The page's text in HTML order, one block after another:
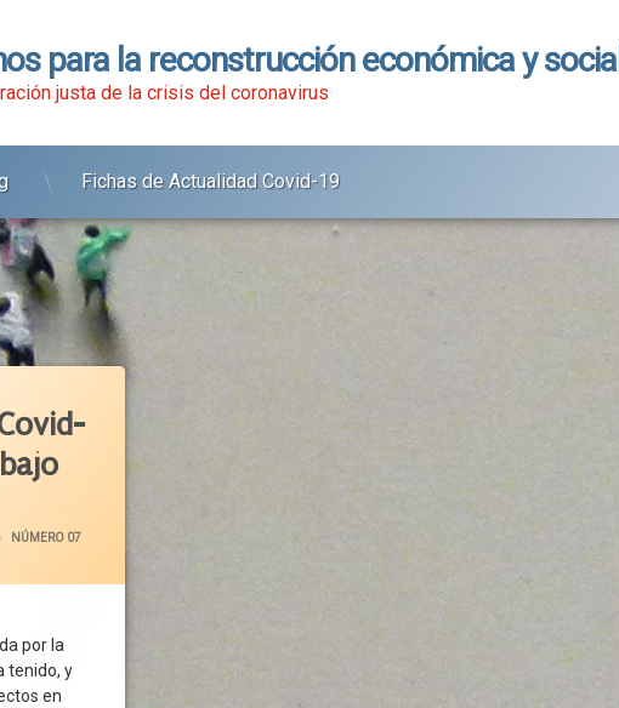
para la reconstrucción económica y social
justa de la crisis del coronavirus
Fichas de Actualidad Covid-19
CATEGORÍAS:
NÚMERO 07
por la
tenido, y
en